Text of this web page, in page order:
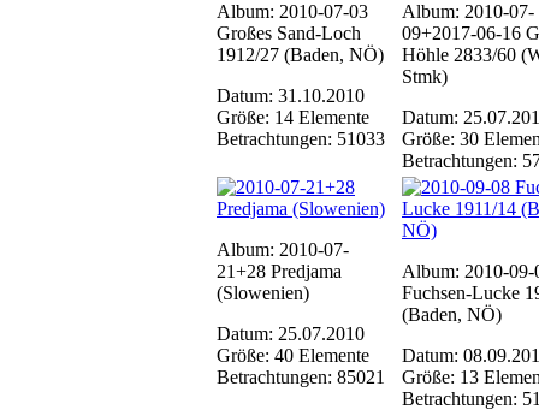
Album: 2010-07-03
Großes Sand-Loch
1912/27 (Baden, NÖ)
Datum: 31.10.2010
Größe: 14 Elemente
Betrachtungen: 51033
Album: 2010-07-
09+2017-06-16
Höhle 2833/60
Stmk)
Datum:
Größe: 30
Betrachtungen:
Album: 2010-07-
21+28 Predjama
(Slowenien)
Datum: 25.07.2010
Größe: 40 Elemente
Betrachtungen: 85021
Album: 2010-09-
Fuchsen-Lucke
(Baden, NÖ)
Datum:
Größe: 13
Betrachtungen: